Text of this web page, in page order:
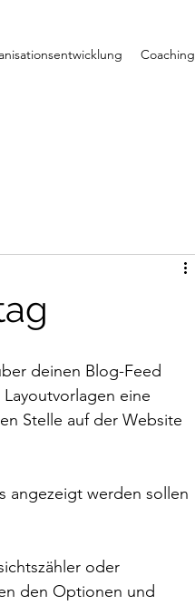
Coaching
deinen Blog-Feed
eine
Stelle auf der Website
angezeigt werden sollen
oder
den Optionen und